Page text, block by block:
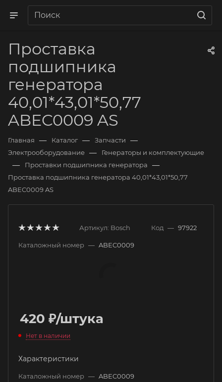
Проставка
подшипника
генератора
40,01*43,01*50,77
ABEC0009 AS
Главная — Каталог — Запчасти —
Электрооборудование — Генераторы и комплектующие
— Проставки подшипника генератора —
Проставка подшипника генератора 40,01*43,01*50,77
ABEC0009 AS
Артикул: Bosch Код — 97922
Каталожный номер — ABEC0009
420 ₽/штука
Нет в наличии
Характеристики
Каталожный номер — ABEC0009